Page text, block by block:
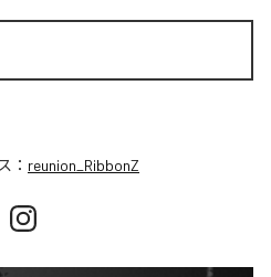
： reunion_RibbonZ